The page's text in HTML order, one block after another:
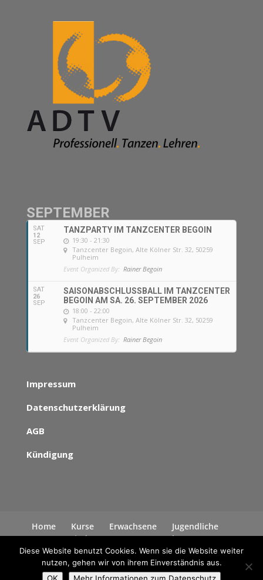
SEPTEMBER
SAT
12
SEP
TANZPARTY IM TANZCENTER BEGOIN
19:30 - 21:30
Tanzcenter Begoin, Alte Kölner Str. 32, 50259
Pulheim
Event Organized By: Rainer Begoin
SAT
26
SEP
SAISONABSCHLUSSBALL IM TANZCENTER
BEGOIN AM SA. 26. SEPTEMBER 2026
18:00 - 22:00
Tanzcenter Begoin, Alte Kölner Str. 32, 50259
Pulheim
Event Organized By: Rainer Begoin
Impressum
Datenschutzerklärung
AGB
Kündigung
Home Kurse Erwachsene
Jugendliche
Kinder
News
Kontakt
Datenschutzerklärung
Diese Website benutzt Cookies. Wenn sie die Website weiter
nutzen, gehen wir von ihrem Einverständnis aus.